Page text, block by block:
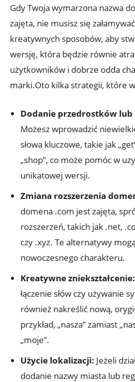
Gdy Twoja wymarzona nazwa
zajęta, nie musisz się
kreatywnych sposobów, aby
wersję, która będzie równie
użytkowników i dobrze odda
marki.Oto kilka strategii, które
Dodanie przedrostków
Możesz wprowadzić
słowa kluczowe, takie jak
„shop”, co może pomóc w
unikatowej wersji.
Zmiana rozszerzenia
domena .com jest zajęta,
rozszerzeń, takich jak .net,
czy .xyz. Te alternatywy
nowoczesnego charakteru.
Kreatywne zniekształcenie:
łączenie słów czy używanie
również nakreślić nową,
przykład, „nasza” zamiast
„moje”.
Użycie lokalizacji: Jeżeli
dodanie nazwy miasta lub